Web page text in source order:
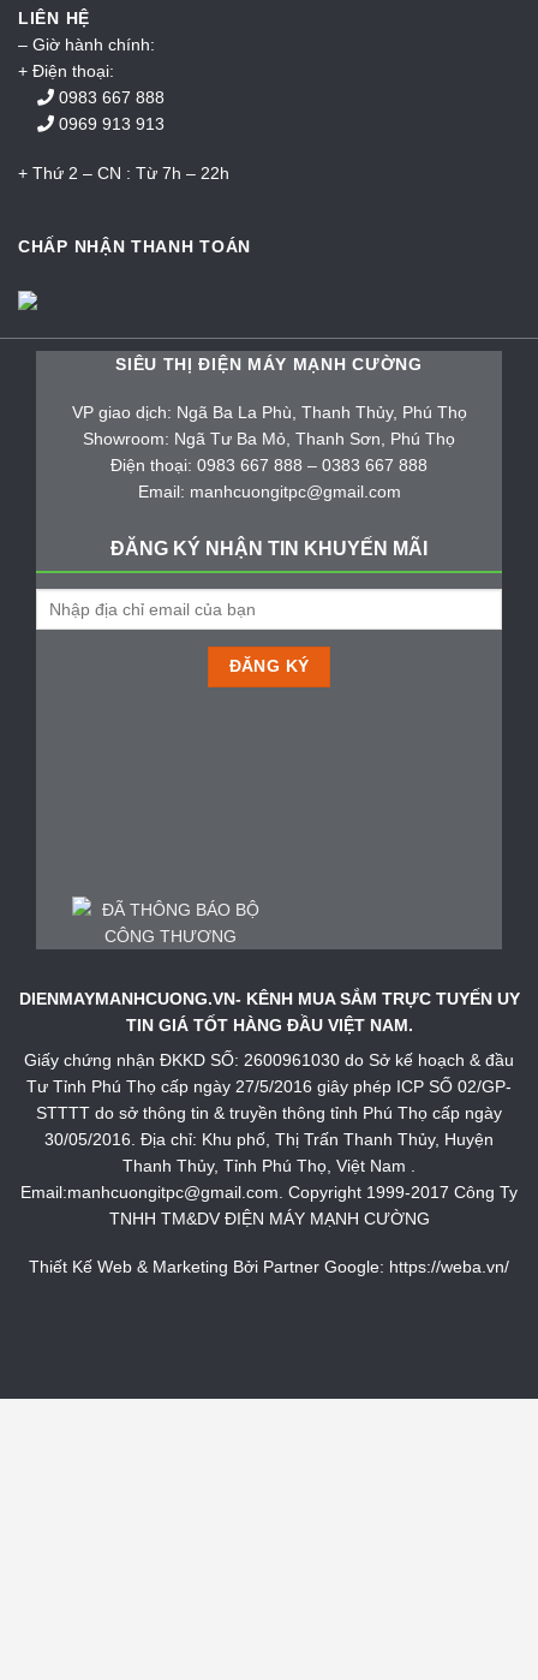
LIÊN HỆ
– Giờ hành chính:
+ Điện thoại:
0983 667 888
0969 913 913
+ Thứ 2 – CN : Từ 7h – 22h
CHẤP NHẬN THANH TOÁN
SIÊU THỊ ĐIỆN MÁY MẠNH CƯỜNG
VP giao dịch: Ngã Ba La Phù, Thanh Thủy, Phú Thọ
Showroom: Ngã Tư Ba Mỏ, Thanh Sơn, Phú Thọ
Điện thoại: 0983 667 888 – 0383 667 888
Email: manhcuongitpc@gmail.com
ĐĂNG KÝ NHẬN TIN KHUYẾN MÃI
DIENMAYMANHCUONG.VN- KÊNH MUA SẮM TRỰC TUYẾN UY
TIN GIÁ TỐT HÀNG ĐẦU VIỆT NAM.
Giấy chứng nhận ĐKKD SỐ: 2600961030 do Sở kế hoạch & đầu
Tư Tỉnh Phú Thọ cấp ngày 27/5/2016 giây phép ICP SỐ 02/GP-
STTTT do sở thông tin & truyền thông tỉnh Phú Thọ cấp ngày
30/05/2016. Địa chỉ: Khu phố, Thị Trấn Thanh Thủy, Huyện
Thanh Thủy, Tỉnh Phú Thọ, Việt Nam .
Email:manhcuongitpc@gmail.com. Copyright 1999-2017 Công Ty
TNHH TM&DV ĐIỆN MÁY MẠNH CƯỜNG
Thiết Kế Web & Marketing Bởi Partner Google: https://weba.vn/